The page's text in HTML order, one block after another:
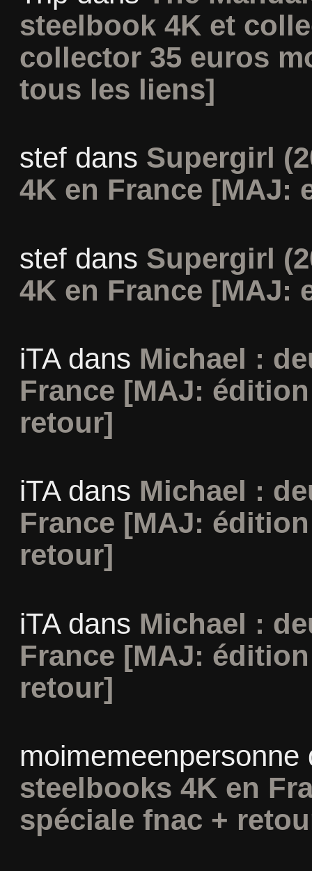
steelbook 4K et
collector 35 euros
tous les liens]
stefdans Supergirl
4K en France [MAJ:
stefdans Supergirl
4K en France [MAJ:
iTAdans Michael :
France [MAJ:
retour]
iTAdans Michael :
France [MAJ:
retour]
iTAdans Michael :
France [MAJ:
retour]
moimemeenpersonne
steelbooks 4K en
spéciale fnac +